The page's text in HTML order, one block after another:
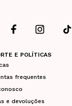
E POLÍTICAS
frequentes
e devoluções